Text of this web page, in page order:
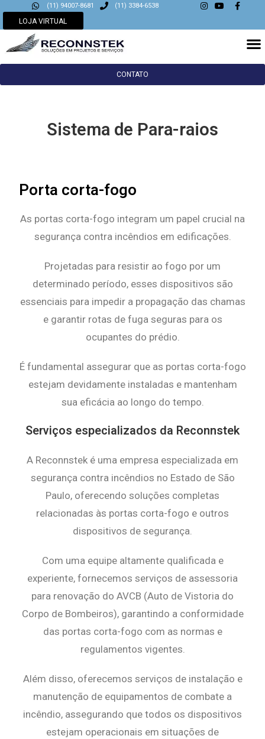
(11) 94007-8681 (11) 3384-6538
LOJA VIRTUAL
CONTATO
Sistema de Para-raios
Porta corta-fogo
As portas corta-fogo integram um papel crucial na
segurança contra incêndios em edificações.
Projetadas para resistir ao fogo por um
determinado período, esses dispositivos são
essenciais para impedir a propagação das chamas
e garantir rotas de fuga seguras para os
ocupantes do prédio.
É fundamental assegurar que as portas corta-fogo
estejam devidamente instaladas e mantenham
sua eficácia ao longo do tempo.
Serviços especializados da Reconnstek
A Reconnstek é uma empresa especializada em
segurança contra incêndios no Estado de São
Paulo, oferecendo soluções completas
relacionadas às portas corta-fogo e outros
dispositivos de segurança.
Com uma equipe altamente qualificada e
experiente, fornecemos serviços de assessoria
para renovação do AVCB (Auto de Vistoria do
Corpo de Bombeiros), garantindo a conformidade
das portas corta-fogo com as normas e
regulamentos vigentes.
Além disso, oferecemos serviços de instalação e
manutenção de equipamentos de combate a
incêndio, assegurando que todos os dispositivos
estejam operacionais em situações de